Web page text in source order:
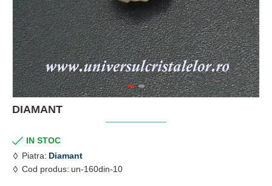
DIAMANT
IN STOC
Piatra: Diamant
Cod produs: un-160din-10